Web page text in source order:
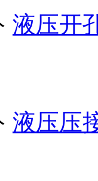
液压开
液压压